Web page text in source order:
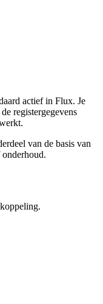
actief in Flux. Je
registergegevens
van de basis van